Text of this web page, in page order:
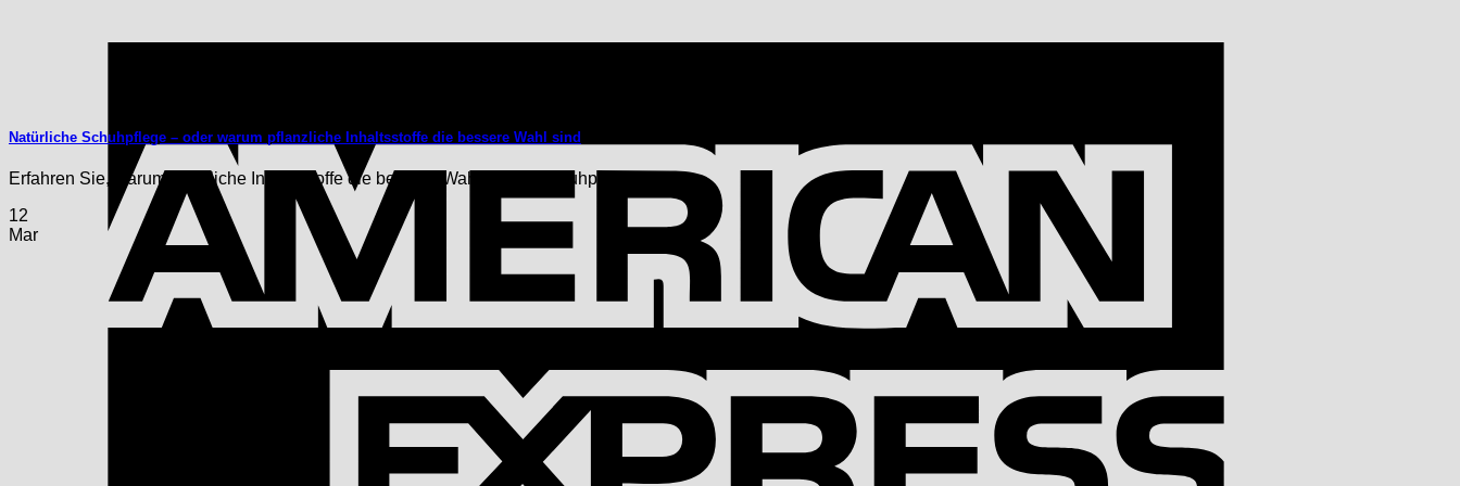
Natürliche Schuhpflege – oder warum pflanzliche Inhaltsstoffe die bessere Wahl sind
Erfahren Sie, warum natürliche Inhaltsstoffe die bessere Wahl für die Schuhpflege sind.
12
Mar